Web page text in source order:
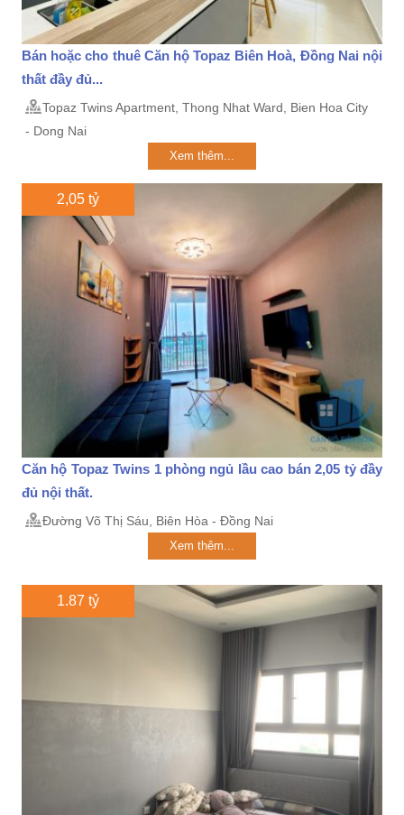
Bán hoặc cho thuê Căn hộ Topaz Biên Hoà, Đồng Nai nội
thất đầy đủ...
Topaz Twins Apartment, Thong Nhat Ward, Bien Hoa City
- Dong Nai
Xem thêm...
2,05 tỷ
Căn hộ Topaz Twins 1 phòng ngủ lầu cao bán 2,05 tỷ đầy
đủ nội thất.
Đường Võ Thị Sáu, Biên Hòa - Đồng Nai
Xem thêm...
1.87 tỷ